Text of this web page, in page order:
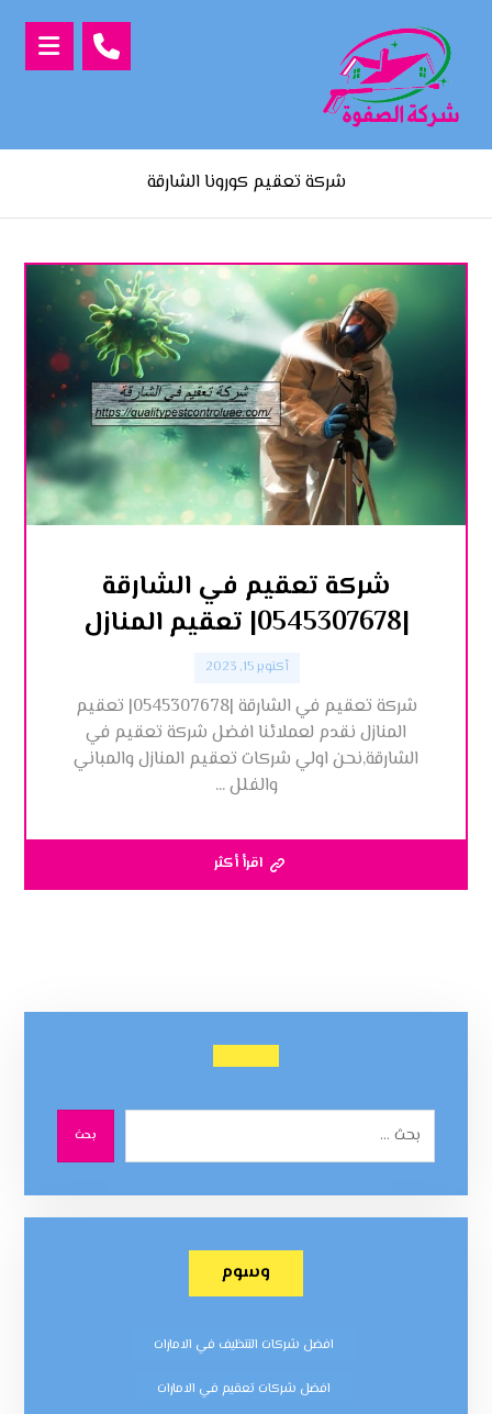
شركة تعقيم كورونا الشارقة
شركة تعقيم في الشارقة
|0545307678| تعقيم المنازل
أكتوبر 15, 2023
شركة تعقيم في الشارقة |0545307678| تعقيم
المنازل نقدم لعملائنا افضل شركة تعقيم في
الشارقة,نحن اولي شركات تعقيم المنازل والمباني
والفلل ...
اقرأ أكثر
بحث
وسوم
افضل شركات التنظيف في الامارات
افضل شركات تعقيم في الامارات